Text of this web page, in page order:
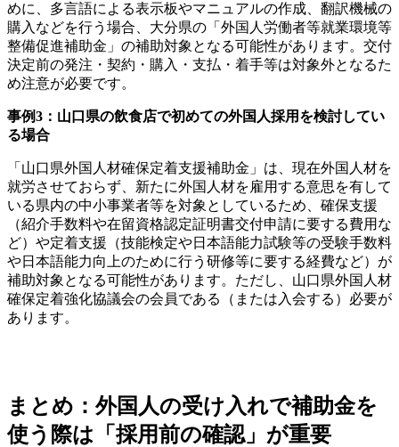
めに、多言語による表示板やマニュアルの作成、翻訳機械の
購入などを行う場合、大分県の「外国人労働者等就業環境等
整備促進補助金」の補助対象となる可能性があります。交付
決定前の発注・契約・購入・支払・着手等は対象外となるた
め注意が必要です。
事例3：山口県の飲食店で初めての外国人採用を検討してい
る場合
「山口県外国人材確保定着支援補助金」は、現在外国人材を
就労させておらず、新たに外国人材を雇用する意思を有して
いる県内の中小事業者等を対象としているため、確保支援
（紹介手数料や在留資格認定証明書交付申請に要する費用な
ど）や定着支援（技能検定や日本語能力試験等の受験手数料
や日本語能力向上のために行う研修等に要する経費など）が
補助対象となる可能性があります。ただし、山口県外国人材
確保定着強化協議会の会員である（または入会する）必要が
あります。
まとめ：外国人の受け入れで補助金を
使う際は「採用前の確認」が重要